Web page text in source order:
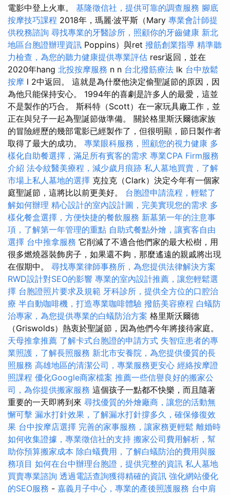
電影中登上火車。 基隆徵信社，提供可靠的調查服務 腳底
按摩技巧課程 2018年，瑪麗·波平斯（Mary 專業會計師提
供稅務諮詢 尋找專業的牙醫診所，照顧你的牙齒健康 新北
地區台胞證辦理資訊 Poppins）與ret 撥筋創業指導 精準聽
力檢查，為您的聽力健康提供專業評估 resr返回，並在
2020年hang 北投按摩服務 n n 台北撥筋療法 lk 台中放鬆
按摩 l 2中返回。 這就是為什麼他決定偷聖誕節的原因，因
為他只能保持安心。 1994年的喜劇是許多人的最愛，這並
不是製作的巧合。 斯科特（Scott）在一家玩具廠工作，並
正在與兒子一起為聖誕節做準備。 關於格里斯沃爾德家族
的冒險經歷的幾部電影已經製作了，但很明顯，節日製作者
取得了最大的成功。 專業眼科服務，照顧您的視力健康 多
樣化自助餐選擇，滿足所有賓客的需求 專業CPA Firm服務
介紹 法令紋醫美療程，減少歲月痕跡 私人墓地買賣，了解
市場上私人墓地的選擇 克拉克（Clark）決定今年有一個家
庭聖誕節，這將比以前更美好。 台胞證申請流程，輕鬆了
解如何辦理 精心設計的室內設計圖，完美實現您的需求 多
樣化餐盒選擇，方便快捷的餐飲服務 新墓第一年的注意事
項，了解第一年管理的重點 自助式餐點外燴，讓賓客自由
選擇 台中推拿服務 它削減了不適合他們家的最大松樹，用
很多燃燒器裝飾房子，如果還不夠，那麼遙遠的親戚將出現
在假期中。 尋找專業律師事務所，為您提供法律解決方案
RWD設計對SEO的影響 專業的室內設計推薦，讓您輕鬆選
擇 台胞證照片要求及規範 牙科診所，提供全方位的口腔治
療 半自動咖啡機，打造專業咖啡體驗 撥筋美容療程 白蟻防
治專家，為您提供專業的白蟻防治方案 格里斯沃爾德
（Griswolds）熱衷於聖誕節，因為他們今年將接待家庭。
天母推拿推薦 了解卡式台胞證的申請方式 失智症患者的專
業照護，了解長照服務 新北市安養院，為您提供優質的長
照服務 高雄地區的清潔公司，專業服務更安心 經絡按摩證
照課程 優化Google商家檔案 推薦一些信譽良好的搬家公
司，為你提供搬家服務 這個孩子一點都不快樂，而且隨著
重要的一天即將到來 尋找優質的外燴廠商，讓您的活動無
懈可擊 漏水打針效果，了解漏水打針撐多久，確保修復效
果 台中按摩店選擇 完善的家事服務，讓家務更輕鬆 離婚時
如何收集證據，專業徵信社的支持 搬家公司費用解析，幫
助你預算搬家成本 除白蟻費用，了解白蟻防治的費用與服
務項目 如何在台中辦理台胞證，提供完整的資訊 私人墓地
買賣專業諮詢 透過電話查詢獲得精確的資訊 強化網站優化
的SEO服務 - 嘉義月子中心，專業的產後照護服務 台中肩